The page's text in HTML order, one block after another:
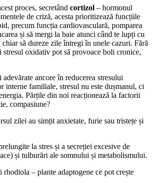
proces, secretând cortizol – hormonul
de criză, acesta prioritizează funcțiile
precum funcția cardiovasculară, pomparea
și să mergi la baie atunci când te lupți cu
să dureze zile întregi în unele cazuri. Fără
oxidativ pot să provoace boli cronice,
ancore în reducerea stresului
interne familiale, stresul nu este dușmanul, ci
Părțile din noi reacționează la factorii
compasiune?
zilei au simțit anxietate, furie sau tristețe și
la stres și a secreției excesive de
și tulburări ale somnului și metabolismului.
– plante adaptogene ce pot crește